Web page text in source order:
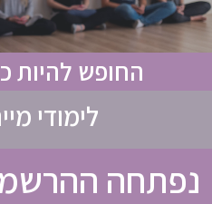
החופש להיות
לימודי
נפתחה